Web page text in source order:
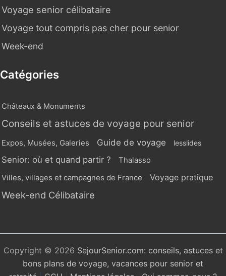
Voyage senior célibataire
Voyage tout compris pas cher pour senior
Week-end
Catégories
Châteaux & Monuments
Conseils et astuces de voyage pour senior
Expos, Musées, Galeries Guide de voyage lesslides
Senior: où et quand partir ? Thalasso
Villes, villages et campagnes de France Voyage pratique
Week-end Célibataire
Copyright © 2026 SejourSenior.com: conseils, astuces et
bons plans de voyage, vacances pour senior et